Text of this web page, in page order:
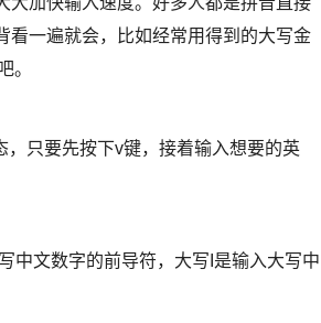
看一遍就会，比如经常用得到的大写金
。
只要先按下v键，接着输入想要的英
文数字的前导符，大写I是输入大写中